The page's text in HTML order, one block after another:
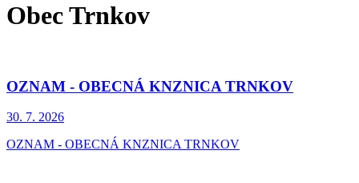
Obec Trnkov
OZNAM - OBECNÁ KNZNICA TRNKOV
30. 7. 2026
OZNAM - OBECNÁ KNZNICA TRNKOV